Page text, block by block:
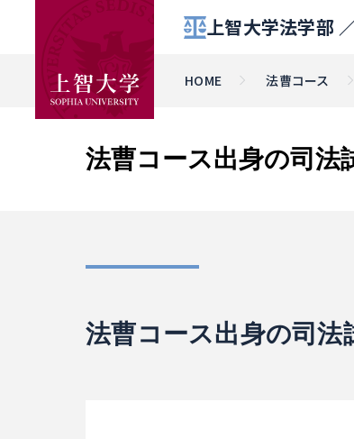
上智大学法学部
HOME 法曹コース
法曹コース出身の司法
法曹コース出身の司法